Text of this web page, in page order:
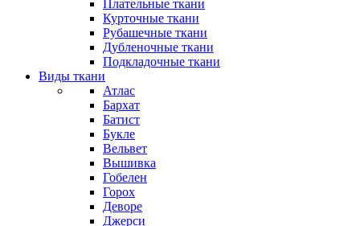
Плательные ткани
Курточные ткани
Рубашечные ткани
Дубленочные ткани
Подкладочные ткани
Виды ткани
Атлас
Бархат
Батист
Букле
Вельвет
Вышивка
Гобелен
Горох
Деворе
Джерси